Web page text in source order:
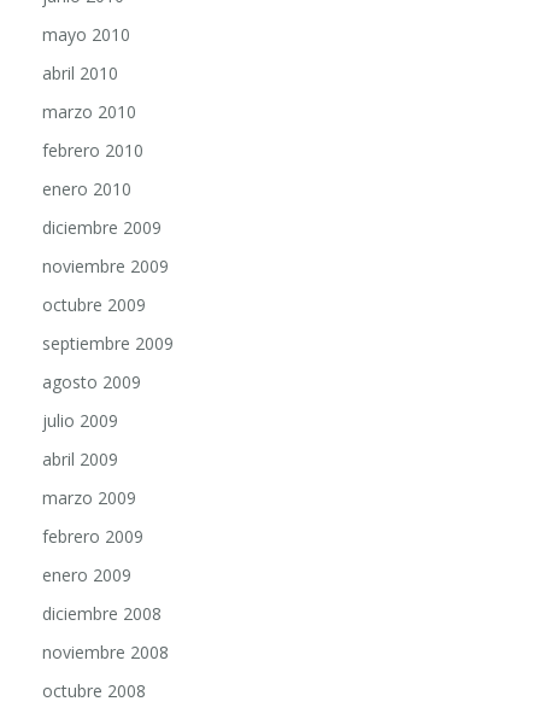
mayo 2010
abril 2010
marzo 2010
febrero 2010
enero 2010
diciembre 2009
noviembre 2009
octubre 2009
septiembre 2009
agosto 2009
julio 2009
abril 2009
marzo 2009
febrero 2009
enero 2009
diciembre 2008
noviembre 2008
octubre 2008
septiembre 2008